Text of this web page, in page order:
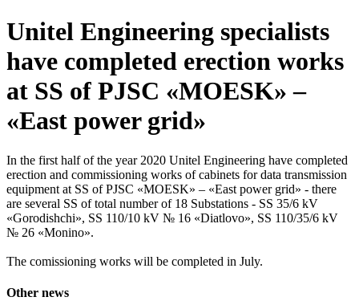
Unitel Engineering specialists
have completed erection works
at SS of PJSC «MOESK» –
«East power grid»
In the first half of the year 2020 Unitel Engineering have completed
erection and commissioning works of cabinets for data transmission
equipment at SS of PJSC «MOESK» – «East power grid» - there
are several SS of total number of 18 Substations - SS 35/6 kV
«Gorodishchi», SS 110/10 kV № 16 «Diatlovo», SS 110/35/6 kV
№ 26 «Monino».
The comissioning works will be completed in July.
Other news